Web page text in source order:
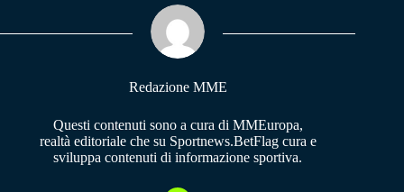
pp m
Redazione MME
Questi contenuti sono a cura di MMEuropa,
realtà editoriale che su Sportnews.BetFlag cura e
sviluppa contenuti di informazione sportiva.